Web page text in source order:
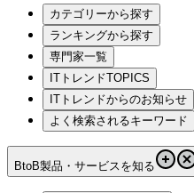
カテゴリーから探す
ランキングから探す
専門家一覧
ITトレンドTOPICS
ITトレンドからのお知らせ
よく検索されるキーワード
BtoB製品・サービスを知る